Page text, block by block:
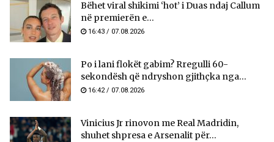
Bëhet viral shikimi ‘hot’ i Duas ndaj Callum
në premierën e...
16:43 / 07.08.2026
Po i lani flokët gabim? Rregulli 60-
sekondësh që ndryshon gjithçka nga...
16:42 / 07.08.2026
Vinicius Jr rinovon me Real Madridin,
shuhet shpresa e Arsenalit për...